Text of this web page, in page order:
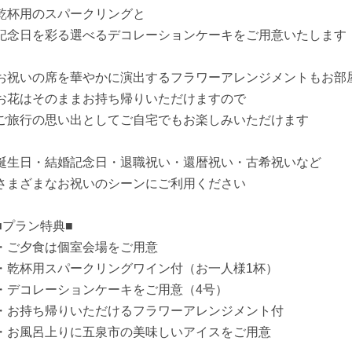
杯用のスパークリングと
念日を彩る選べるデコレーションケーキをご用意いたします
祝いの席を華やかに演出するフラワーアレンジメントもお部
花はそのままお持ち帰りいただけますので
旅行の思い出としてご自宅でもお楽しみいただけます
生日・結婚記念日・退職祝い・還暦祝い・古希祝いなど
まざまなお祝いのシーンにご利用ください
ラン特典■
ご夕食は個室会場をご用意
乾杯用スパークリングワイン付（お一人様1杯）
デコレーションケーキをご用意（4号）
お持ち帰りいただけるフラワーアレンジメント付
お風呂上りに五泉市の美味しいアイスをご用意